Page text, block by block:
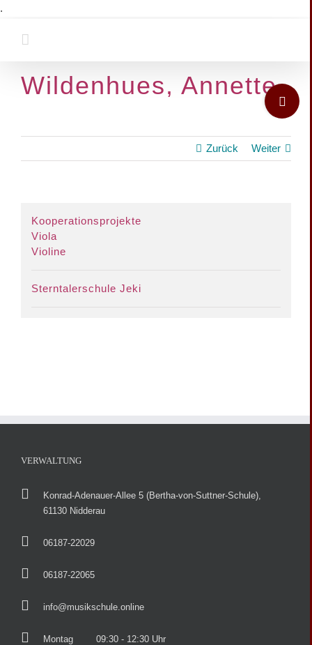
.
Wildenhues, Annette
Zurück Weiter
Larger
Image
Kooperationsprojekte
Viola
Violine
Sterntalerschule Jeki
VERWALTUNG
Konrad-Adenauer-Allee 5 (Bertha-von-Suttner-Schule),
61130 Nidderau
06187-22029
06187-22065
info@musikschule.online
Montag
09:30 - 12:30 Uhr
Toggle
Sliding